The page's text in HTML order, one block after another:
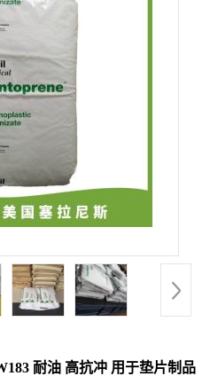
耐油 高抗冲 用于垫片制品